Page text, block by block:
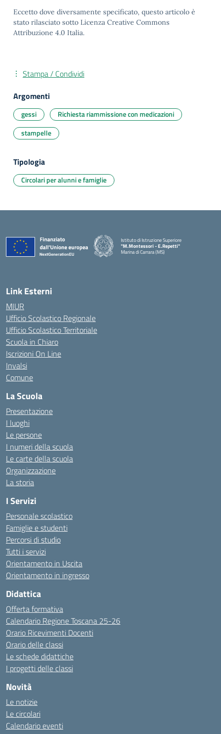
Eccetto dove diversamente specificato, questo articolo è
stato rilasciato sotto Licenza Creative Commons
Attribuzione 4.0 Italia.
Stampa / Condividi
Argomenti
gessi
Richiesta riammissione con medicazioni
stampelle
Tipologia
Circolari per alunni e famiglie
Istituto di Istruzione Superiore
"M.Montessori - E.Repetti"
Marina di Carrara (MS)
Link Esterni
MIUR
Ufficio Scolastico Regionale
Ufficio Scolastico Territoriale
Scuola in Chiaro
Iscrizioni On Line
Invalsi
Comune
La Scuola
Presentazione
I luoghi
Le persone
I numeri della scuola
Le carte della scuola
Organizzazione
La storia
I Servizi
Personale scolastico
Famiglie e studenti
Percorsi di studio
Tutti i servizi
Orientamento in Uscita
Orientamento in ingresso
Didattica
Offerta formativa
Calendario Regione Toscana 25-26
Orario Ricevimenti Docenti
Orario delle classi
Le schede didattiche
I progetti delle classi
Novità
Le notizie
Le circolari
Calendario eventi